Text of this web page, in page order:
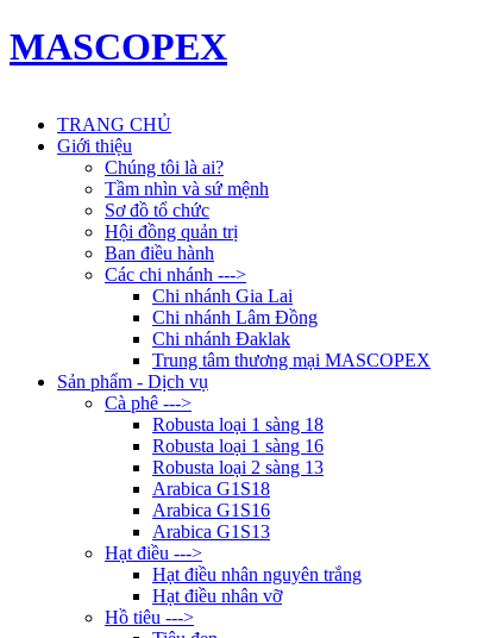
MASCOPEX
TRANG CHỦ
Giới thiệu
Chúng tôi là ai?
Tầm nhìn và sứ mệnh
Sơ đồ tổ chức
Hội đồng quản trị
Ban điều hành
Các chi nhánh --->
Chi nhánh Gia Lai
Chi nhánh Lâm Đồng
Chi nhánh Đaklak
Trung tâm thương mại MASCOPEX
Sản phẩm - Dịch vụ
Cà phê --->
Robusta loại 1 sàng 18
Robusta loại 1 sàng 16
Robusta loại 2 sàng 13
Arabica G1S18
Arabica G1S16
Arabica G1S13
Hạt điều --->
Hạt điều nhân nguyên trắng
Hạt điều nhân vỡ
Hồ tiêu --->